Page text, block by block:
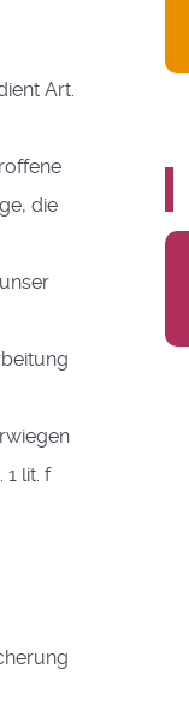
Art.
die
lit. f